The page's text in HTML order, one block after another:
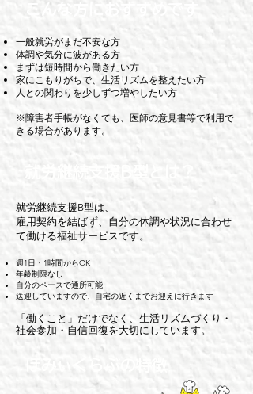
こんな方におすすめです
一般就労がまだ不安な方
体調や気分に波がある方
まずは短時間から働きたい方
家にこもりがちで、生活リズムを整えたい方
人との関わりを少しずつ増やしたい方
※障害者手帳がなくても、医師の意見書等で利用で
きる場合があります。
就労継続支援B型は、
雇用契約を結ばず、自分の体調や状況に合わせ
て働ける福祉サービスです。
週1日・1時間からOK
年齢制限なし
自分のペースで通所可能
送迎していますので、自宅の近くまでお迎えに行きます
「働くこと」だけでなく、生活リズムづくり・
社会参加・自信回復を大切にしています。